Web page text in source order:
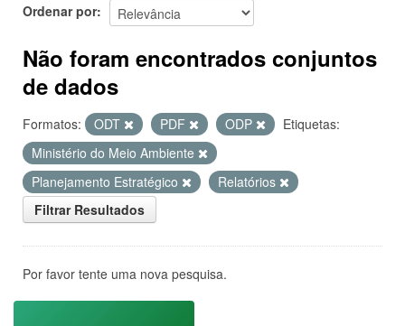
Ordenar por
Não foram encontrados conjuntos
de dados
Formatos: ODT PDF ODP
Etiquetas:
Ministério do Meio Ambiente
Planejamento Estratégico
Relatórios
Filtrar Resultados
Por favor tente uma nova pesquisa.